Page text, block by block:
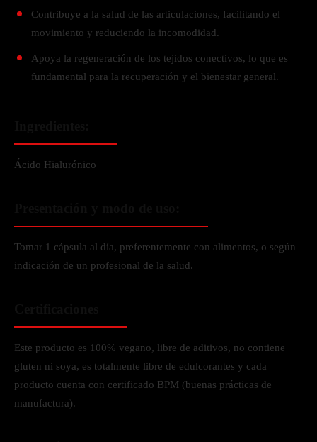
Contribuye a la salud de las articulaciones, facilitando el
movimiento y reduciendo la incomodidad.
Apoya la regeneración de los tejidos conectivos, lo que es
fundamental para la recuperación y el bienestar general.
Ácido Hialurónico
Tomar 1 cápsula al día, preferentemente con alimentos, o según
indicación de un profesional de la salud.
Este producto es 100% vegano, libre de aditivos, no contiene
gluten ni soya, es totalmente libre de edulcorantes y cada
producto cuenta con certificado BPM (buenas prácticas de
manufactura).